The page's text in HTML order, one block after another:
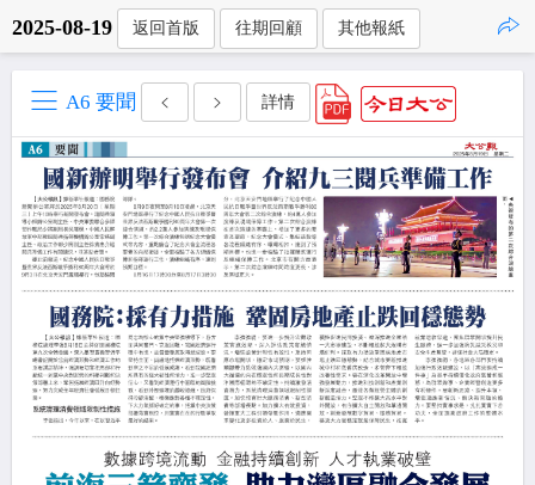
2025-08-19 返回首版 往期回顧 其他報紙
A6 要聞 詳情